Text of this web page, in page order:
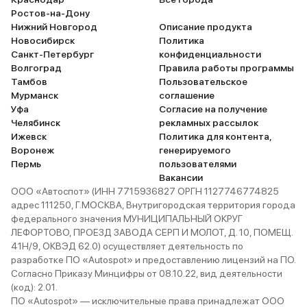
фильтр начинает
примерно через 180-
трассе, система сама
прожиг сажи прямо при
движении и занимает
примерно 20 минут. Не
что напрягает, но
по окончании
срока избавлюсь от
приблуды. В 1996 году
покупке как-то
Тойота Корса, так и
поклонником
(хотя были и ВАЗы, и
Хонды), другие бренды
рассматриваю, а может
Ну а начинал с
-2140 в 1988 году. Почему Прадо
спросите вы, да потому
ЭКОНОМИЧНО. Да и
Ростов-на-Дону
Нижний Новгород
Новосибирск
Санкт-Петербург
Волгоград
Тамбов
Мурманск
Уфа
Челябинск
Ижевск
Воронеж
Пермь
Описание продукта
Политика
конфиденциальности
Правила работы программы
Пользовательское
соглашение
Согласие на получение
рекламных рассылок
Политика для контента,
генерируемого
пользователями
Вакансии
ООО «Автоспот» (ИНН 7715936827 ОРГН 1127746774825
адрес 111250, Г.МОСКВА, Внутригородская территория города
федерального значения МУНИЦИПАЛЬНЫЙ ОКРУГ
ЛЕФОРТОВО, ПРОЕЗД ЗАВОДА СЕРП И МОЛОТ, Д. 10, ПОМЕЩ.
41Н/9, ОКВЭД 62.0) осуществляет деятельность по
разработке ПО «Autospot» и предоставлению лицензий на ПО.
Согласно Приказу Минцифры от 08.10.22, вид деятельности
(код): 2.01.
ПО «Autospot» — исключительные права принадлежат ООО